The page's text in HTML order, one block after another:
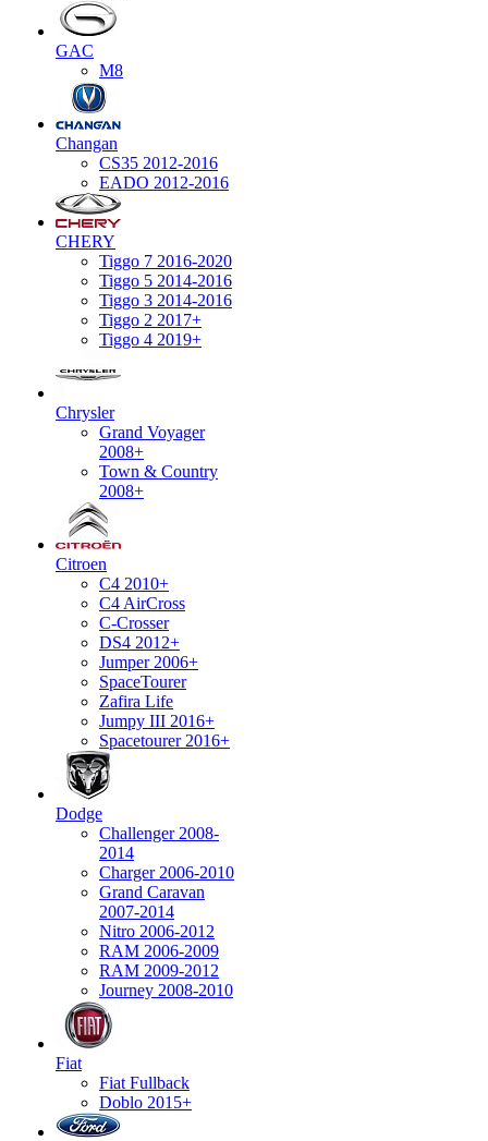
GAC
M8
Changan
CS35 2012-2016
EADO 2012-2016
CHERY
Tiggo 7 2016-2020
Tiggo 5 2014-2016
Tiggo 3 2014-2016
Tiggo 2 2017+
Tiggo 4 2019+
Chrysler
Grand Voyager
2008+
Town & Country
2008+
Citroen
C4 2010+
C4 AirCross
C-Crosser
DS4 2012+
Jumper 2006+
SpaceTourer
Zafira Life
Jumpy III 2016+
Spacetourer 2016+
Dodge
Challenger 2008-
2014
Charger 2006-2010
Grand Caravan
2007-2014
Nitro 2006-2012
RAM 2006-2009
RAM 2009-2012
Journey 2008-2010
Fiat
Fiat Fullback
Doblo 2015+